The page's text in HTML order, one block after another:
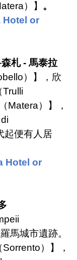
）】 。
Hotel or
札- 馬泰拉
）】，欣
Trulli
Matera）】，
起便有人居
Hotel or
馬城市遺跡。
Sorrento）】，